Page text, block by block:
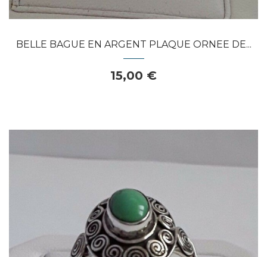
BELLE BAGUE EN ARGENT PLAQUE ORNEE DE...
15,00 €